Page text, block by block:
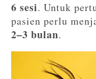
6 sesi. Untuk
pasien perlu
2–3 bulan.